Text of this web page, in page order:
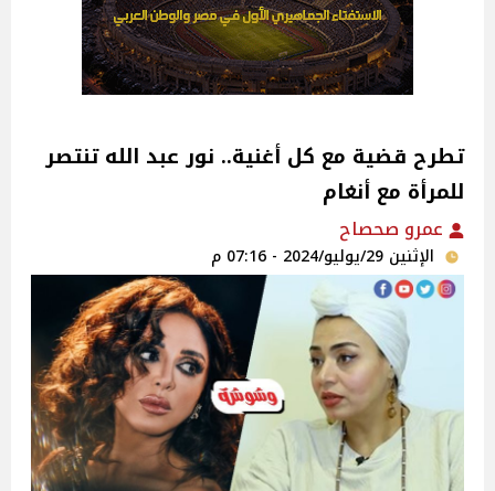
تطرح قضية مع كل أغنية.. نور عبد الله تنتصر
للمرأة مع أنغام
عمرو صحصاح
الإثنين 29/يوليو/2024 - 07:16 م